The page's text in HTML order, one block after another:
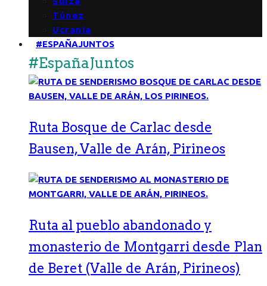
Túnez
Ucrania
#ESPAÑAJUNTOS
#EspañaJuntos
Ruta Bosque de Carlac desde
Bausen, Valle de Arán, Pirineos
Ruta al pueblo abandonado y
monasterio de Montgarri desde Plan
de Beret (Valle de Arán, Pirineos)